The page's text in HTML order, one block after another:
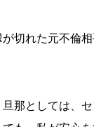
切れた元不倫
旦那としては、